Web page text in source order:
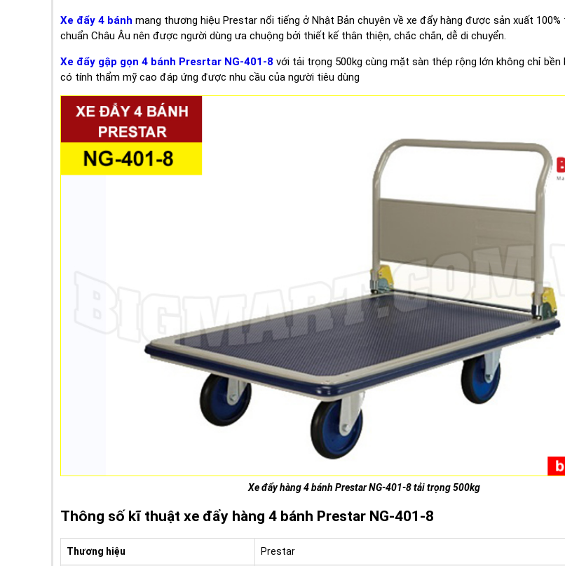
Xe đẩy 4 bánh mang thương hiệu Prestar nổi tiếng ở Nhật Bản chuyên về xe đẩy hàng được sản xuất 100%
chuẩn Châu Âu nên được người dùng ưa chuộng bởi thiết kế thân thiện, chắc chắn, dễ di chuyển.
Xe đẩy gập gọn 4 bánh Presrtar NG-401-8 với tải trọng 500kg cùng mặt sàn thép rộng lớn không chỉ bền
có tính thẩm mỹ cao đáp ứng được nhu cầu của người tiêu dùng
Xe đẩy hàng 4 bánh Prestar NG-401-8 tải trọng 500kg
Thông số kĩ thuật xe đẩy hàng 4 bánh Prestar NG-401-8
Thương hiệu Prestar